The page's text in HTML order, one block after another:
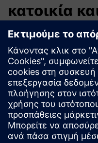
κατοικία
έλεγχος
Το smartengine by wtec
φωτισμού, παρουσίας και
HVAC και φωτισμού
πραγματικό χρόνο
το Desigo CC και το
φωτισμού έως και 80%
34%, βελτιώνοντας
ESG.